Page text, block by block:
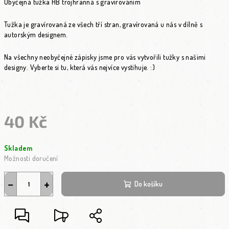
Obyčejná tužka HB trojhranná s gravírováním
Tužka je gravírovaná ze všech tří stran, gravírovaná u nás v dílně s
autorským designem.
Na všechny neobyčejné zápisky jsme pro vás vytvořili tužky s našimi
designy. Vyberte si tu, která vás nejvíce vystihuje. :)
40 Kč
Skladem
Možnosti doručení
+
− Do košíku